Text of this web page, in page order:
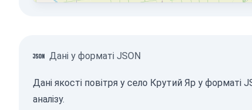
Дані у форматі JSON
Дані якості повітря у село Крутий Яр у
аналізу.